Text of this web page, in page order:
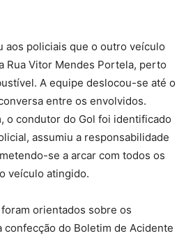
aos policiais que o outro veículo
Rua Vitor Mendes Portela, perto
A equipe deslocou-se até o
entre os envolvidos.
o condutor do Gol foi identificado
assumiu a responsabilidade
se a arcar com todos os
veículo atingido.
orientados sobre os
confecção do Boletim de Acidente